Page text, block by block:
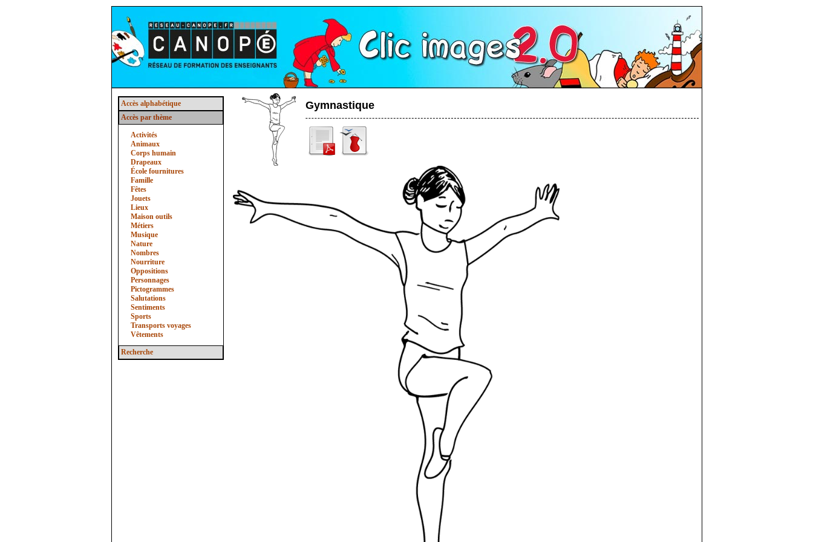
Accès alphabétique
Accès par thème
Activités
Animaux
Corps humain
Drapeaux
École fournitures
Famille
Fêtes
Jouets
Lieux
Maison outils
Métiers
Musique
Nature
Nombres
Nourriture
Oppositions
Personnages
Pictogrammes
Salutations
Sentiments
Sports
Transports voyages
Vêtements
Recherche
Gymnastique